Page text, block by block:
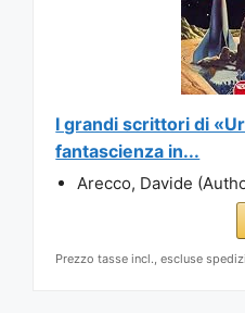
I grandi scrittori di
fantascienza in...
Arecco, Davide
Prezzo tasse incl., escluse